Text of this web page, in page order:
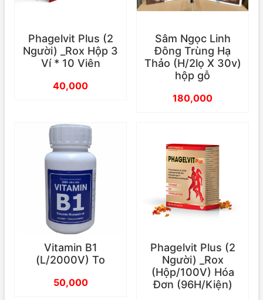
Phagelvit Plus (2
Người) _Rox Hộp 3
Ví * 10 Viên
40,000
Sâm Ngọc Linh
Đông Trùng Hạ
Thảo (H/2lọ X 30v)
hộp gỗ
180,000
Vitamin B1
(L/2000V) To
50,000
Phagelvit Plus (2
Người) _Rox
(Hộp/100V) Hóa
Đơn (96H/Kiện)